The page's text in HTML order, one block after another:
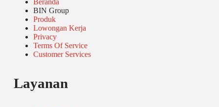
Beranda
BIN Group
Produk
Lowongan Kerja
Privacy
Terms Of Service
Customer Services
Layanan